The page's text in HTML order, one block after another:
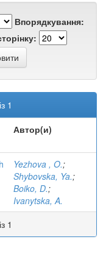
Впорядкування:
1
Автор(и)
Yezhova , O.;
Shybovska, Ya.;
Boiko, D.;
Ivanytska, A.
1